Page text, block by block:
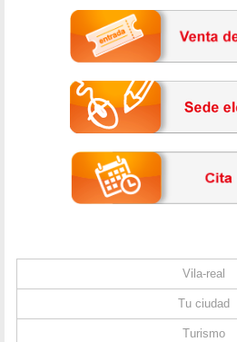
Vila-real
Tu ciudad
Turismo